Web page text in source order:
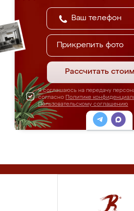
Прикрепить фото
Рассчитать
Я соглашаюсь на передачу
согласно Политике
Пользовательскому соглашению